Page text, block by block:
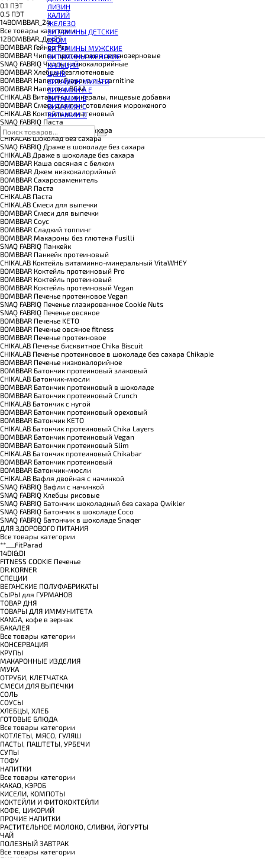
КРЕАТИН
ПОЛЕЗНЫЕ ЖИРЫ
ПРОТЕИН
ПРОТЕИНОВОЕ ПЕЧЕНЬЕ
ПРОТЕИНОВЫЕ БАТОНЧИКИ
ПРОТЕИНОВЫЕ КАШИ
ТЕСТОБУСТЕРЫ
ЦИТРУЛЛИН МАЛАТ
ПРЕДТРЕНИРОВОЧНЫЕ КОМПЛЕКСЫ
ЭНЕРГЕТИКИ И ЖИРОСЖИГАТЕЛИ#
ЛИЗИН
КАЛИЙ
ЖЕЛЕЗО
ВИТАМИНЫ ДЕТСКИЕ
ХРОМ
ВИТАМИНЫ МУЖСКИЕ
ВИТАМИНЫ ЖЕНСКИЕ
КАЛЬЦИЙ
ЦИНК
ВИТАМИН МУЛЬТИ
ВИТАМИН A E
ВИТАМИН B
ВИТАМИН C
ВИТАМИН D
0.1 ПЭТ
0.5 ПЭТ
14BOMBBAR_24
Все товары категории
12BOMBBAR_Дек25
BOMBBAR Гейнер Pro
BOMBBAR Чипсы протеиновые цельнозерновые
SNAQ FABRIQ Чипсы низкокалорийные
BOMBBAR Хлебцы безглютеновые
BOMBBAR Напиток Гуарана и L-carnitine
BOMBBAR Напиток с BCAA
CHIKALAB Витамины, минералы, пищевые добавки
BOMBBAR Смесь для приготовления мороженого
CHIKALAB Коктейль коллагеновый
SNAQ FABRIQ Паста
SNAQ FABRIQ Шоколад без сахара
CHIKALAB Шоколад без сахара
SNAQ FABRIQ Драже в шоколаде без сахара
CHIKALAB Драже в шоколаде без сахара
BOMBBAR Каша овсяная с белком
BOMBBAR Джем низкокалорийный
BOMBBAR Сахарозаменитель
BOMBBAR Паста
CHIKALAB Паста
CHIKALAB Смеси для выпечки
BOMBBAR Смеси для выпечки
BOMBBAR Соус
BOMBBAR Сладкий топпинг
BOMBBAR Макароны без глютена Fusilli
SNAQ FABRIQ Панкейк
BOMBBAR Панкейк протеиновый
CHIKALAB Коктейль витаминно-минеральный VitaWHEY
BOMBBAR Коктейль протеиновый Pro
BOMBBAR Коктейль протеиновый
BOMBBAR Коктейль протеиновый Vegan
BOMBBAR Печенье протеиновое Vegan
SNAQ FABRIQ Печенье глазированное Cookie Nuts
SNAQ FABRIQ Печенье овсяное
BOMBBAR Печенье KETO
BOMBBAR Печенье овсяное fitness
BOMBBAR Печенье протеиновое
CHIKALAB Печенье бисквитное Chika Biscuit
CHIKALAB Печенье протеиновое в шоколаде без сахара Chikapie
BOMBBAR Печенье низкокалорийное
BOMBBAR Батончик протеиновый злаковый
CHIKALAB Батончик-мюсли
BOMBBAR Батончик протеиновый в шоколаде
BOMBBAR Батончик протеиновый Crunch
CHIKALAB Батончик с нугой
BOMBBAR Батончик протеиновый ореховый
BOMBBAR Батончик KETO
CHIKALAB Батончик протеиновый Chika Layers
BOMBBAR Батончик протеиновый Vegan
BOMBBAR Батончик протеиновый Slim
CHIKALAB Батончик протеиновый Chikabar
BOMBBAR Батончик протеиновый
BOMBBAR Батончик-мюсли
CHIKALAB Вафля двойная с начинкой
SNAQ FABRIQ Вафли с начинкой
SNAQ FABRIQ Хлебцы рисовые
SNAQ FABRIQ Батончик шоколадный без сахара Qwikler
SNAQ FABRIQ Батончик в шоколаде Coco
SNAQ FABRIQ Батончик в шоколаде Snaqer
ДЛЯ ЗДОРОВОГО ПИТАНИЯ
Все товары категории
**___FitParad
14DI&DI
FITNESS COOKIE Печенье
DR.KORNER
СПЕЦИИ
ВЕГАНСКИЕ ПОЛУФАБРИКАТЫ
СЫРЫ для ГУРМАНОВ
TОВАР ДНЯ
TОВАРЫ ДЛЯ ИММУНИТЕТА
КANGA, кофе в зернах
БАКАЛЕЯ
Все товары категории
КОНСЕРВАЦИЯ
КРУПЫ
МАКАРОННЫЕ ИЗДЕЛИЯ
МУКА
ОТРУБИ, КЛЕТЧАТКА
СМЕСИ ДЛЯ ВЫПЕЧКИ
СОЛЬ
СОУСЫ
ХЛЕБЦЫ, ХЛЕБ
ГОТОВЫЕ БЛЮДА
Все товары категории
КОТЛЕТЫ, МЯСО, ГУЛЯШ
ПАСТЫ, ПАШТЕТЫ, УРБЕЧИ
СУПЫ
ТОФУ
НАПИТКИ
Все товары категории
КАКАО, КЭРОБ
КИСЕЛИ, КОМПОТЫ
КОКТЕЙЛИ И ФИТОКОКТЕЙЛИ
КОФЕ, ЦИКОРИЙ
ПРОЧИЕ НАПИТКИ
РАСТИТЕЛЬНОЕ МОЛОКО, СЛИВКИ, ЙОГУРТЫ
ЧАЙ
ПОЛЕЗНЫЙ ЗАВТРАК
Все товары категории